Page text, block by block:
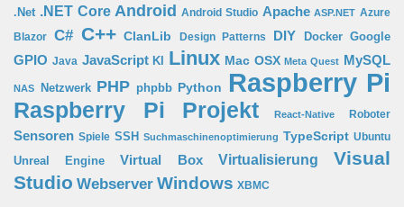
.Net .NET Core Android Android Studio Apache ASP.NET Azure
Blazor C# C++ ClanLib Design Patterns DIY Docker Google
GPIO Java JavaScript KI Linux Mac OSX Meta Quest MySQL
NAS Netzwerk PHP phpbb Python Raspberry Pi
Raspberry Pi Projekt React-Native Roboter
Sensoren Spiele SSH Suchmaschinenoptimierung TypeScript Ubuntu
Unreal Engine
Virtual Box Virtualisierung
Visual
Studio Webserver Windows XBMC